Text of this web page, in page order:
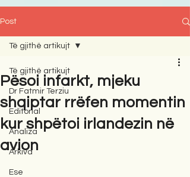
Post
Të gjithë artikujt
Dr Fatmir Terziu
Editorial
Analiza
Arkiva
Ese
Të gjithë artikujt
Pësoi infarkt, mjeku
shqiptar rrëfen momentin
kur shpëtoi irlandezin në
avion